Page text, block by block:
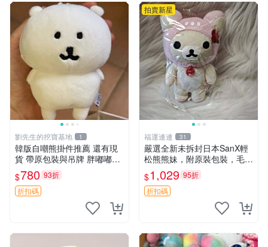
劉先生的挖寶基地 1
韓版自嘲熊掛件推薦 還有現
貨 帶原包裝與吊牌 胖嘟嘟超
可愛 毛絨手感佳 小熊掛件 自
嘲抱枕 小熊抱枕
$780 93折
折扣碼
拍賣新星
福運連連 31
嚴選全新未拆封日本SanX輕
松熊熊妹，附原裝包裝，毛絨
質地極佳，細膩可愛，推薦收
藏兼送禮，適合女性好友或家
人，限量釋出。鬆熊、熊玩
$1,029 95折
折扣碼